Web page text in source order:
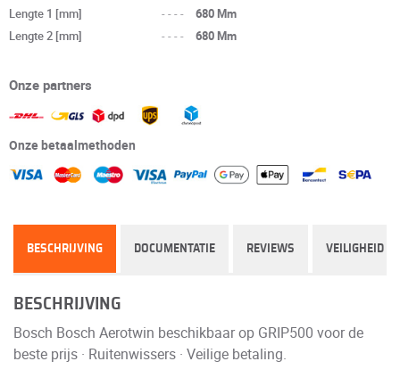
Lengte 1 [mm]
----
680 Mm
Lengte 2 [mm]
---- 680 Mm
Onze partners
Onze betaalmethoden
BESCHRIJVING DOCUMENTATIE REVIEWS VEILIGHEID
BESCHRIJVING
Bosch Bosch Aerotwin beschikbaar op GRIP500 voor de
beste prijs · Ruitenwissers · Veilige betaling.